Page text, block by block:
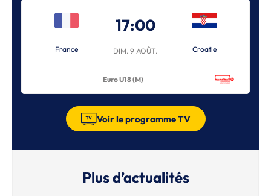
France
17:00
DIM. 9 AOÛT. Croatie
Euro U18 (M)
Voir le programme TV
Plus d’actualités